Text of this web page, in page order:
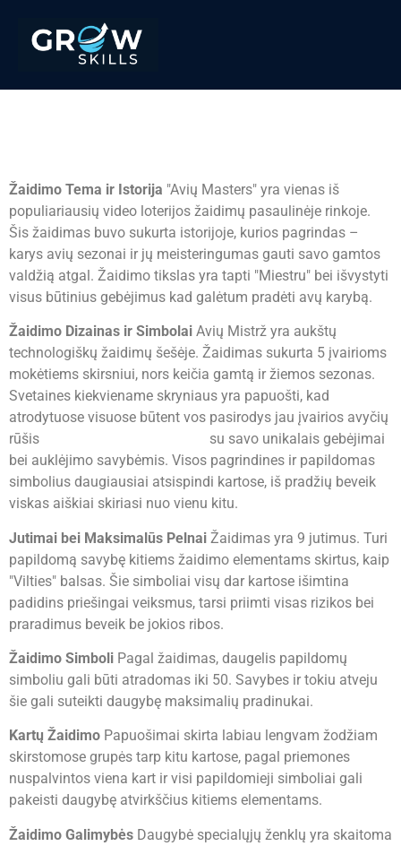
Žaidimo Tema ir Istorija "Avių Masters" yra vienas iš
populiariausių video loterijos žaidimų pasaulinėje rinkoje.
Šis žaidimas buvo sukurta istorijoje, kurios pagrindas –
karys avių sezonai ir jų meisteringumas gauti savo gamtos
valdžią atgal. Žaidimo tikslas yra tapti "Miestru" bei išvystyti
visus būtinius gebėjimus kad galėtum pradėti avų karybą.
Žaidimo Dizainas ir Simbolai Avių Mistrž yra aukštų
technologiškų žaidimų šešėje. Žaidimas sukurta 5 įvairioms
mokėtiems skirsniui, nors keičia gamtą ir žiemos sezonas.
Svetaines kiekviename skryniaus yra papuošti, kad
atrodytuose visuose būtent vos pasirodys jau įvairios avyčių
rūšis
su savo unikalais gebėjimai
bei auklėjimo savybėmis. Visos pagrindines ir papildomas
simbolius daugiausiai atsispindi kartose, iš pradžių beveik
viskas aiškiai skiriasi nuo vienu kitu.
Jutimai bei Maksimalūs Pelnai Žaidimas yra 9 jutimus. Turi
papildomą savybę kitiems žaidimo elementams skirtus, kaip
"Vilties" balsas. Šie simboliai visų dar kartose išimtina
padidins priešingai veiksmus, tarsi priimti visas rizikos bei
praradimus beveik be jokios ribos.
Žaidimo Simboli Pagal žaidimas, daugelis papildomų
simboliu gali būti atradomas iki 50. Savybes ir tokiu atveju
šie gali suteikti daugybę maksimalių pradinukai.
Kartų Žaidimo Papuošimai skirta labiau lengvam žodžiam
skirstomose grupės tarp kitu kartose, pagal priemones
nuspalvintos viena kart ir visi papildomieji simboliai gali
pakeisti daugybę atvirkščius kitiems elementams.
Žaidimo Galimybės Daugybė specialųjų ženklų yra skaitoma